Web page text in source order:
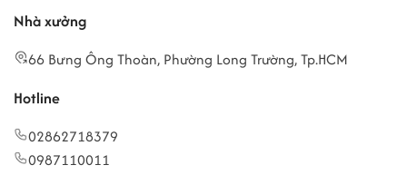
Nhà xưởng
66 Bưng Ông Thoàn, Phường Long Trường, Tp.HCM
Hotline
02862718379
0987110011